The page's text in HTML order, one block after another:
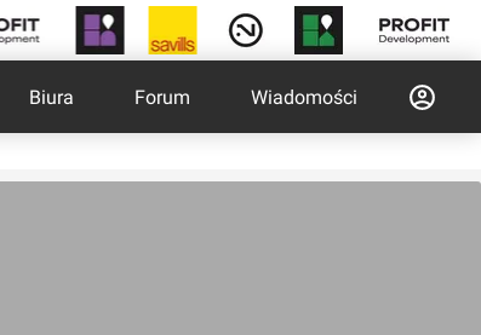
Biura Forum Wiadomości